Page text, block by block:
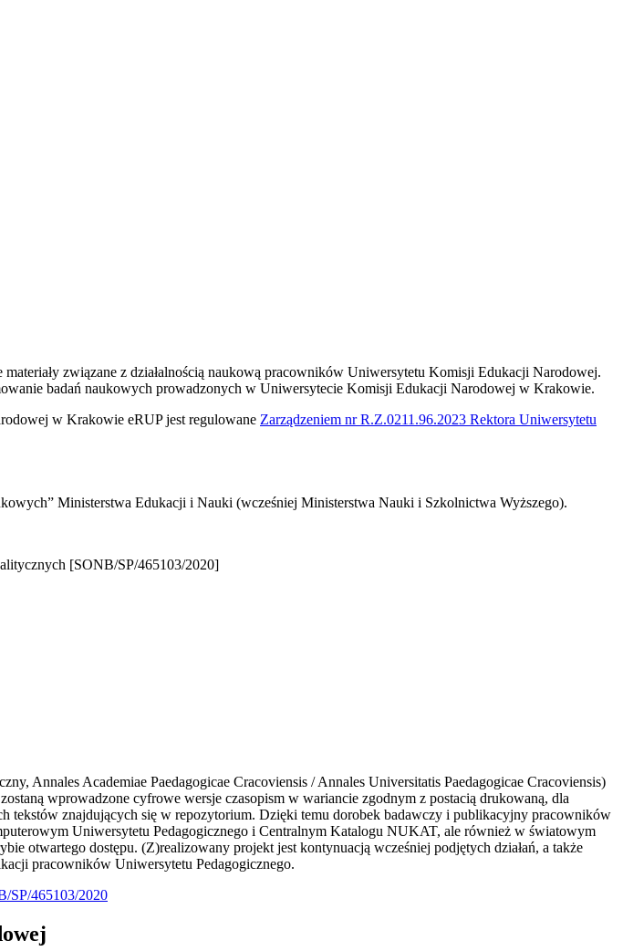
związane z działalnością naukową pracowników Uniwersytetu Komisji Edukacji Narodowej.
badań naukowych prowadzonych w Uniwersytecie Komisji Edukacji Narodowej w Krakowie.
w Krakowie eRUP jest regulowane Zarządzeniem nr R.Z.0211.96.2023 Rektora Uniwersytetu
Ministerstwa Edukacji i Nauki (wcześniej Ministerstwa Nauki i Szkolnictwa Wyższego).
[SONB/SP/465103/2020]
Annales Academiae Paedagogicae Cracoviensis / Annales Universitatis Paedagogicae Cracoviensis)
wprowadzone cyfrowe wersje czasopism w wariancie zgodnym z postacią drukowaną, dla
tekstów znajdujących się w repozytorium. Dzięki temu dorobek badawczy i publikacyjny pracowników
Uniwersytetu Pedagogicznego i Centralnym Katalogu NUKAT, ale również w światowym
otwartego dostępu. (Z)realizowany projekt jest kontynuacją wcześniej podjętych działań, a także
pracowników Uniwersytetu Pedagogicznego.
SP/465103/2020